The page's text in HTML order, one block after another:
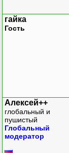
гайка
Гость
Алексей++
глобальный и
пушистый
Глобальный
модератор